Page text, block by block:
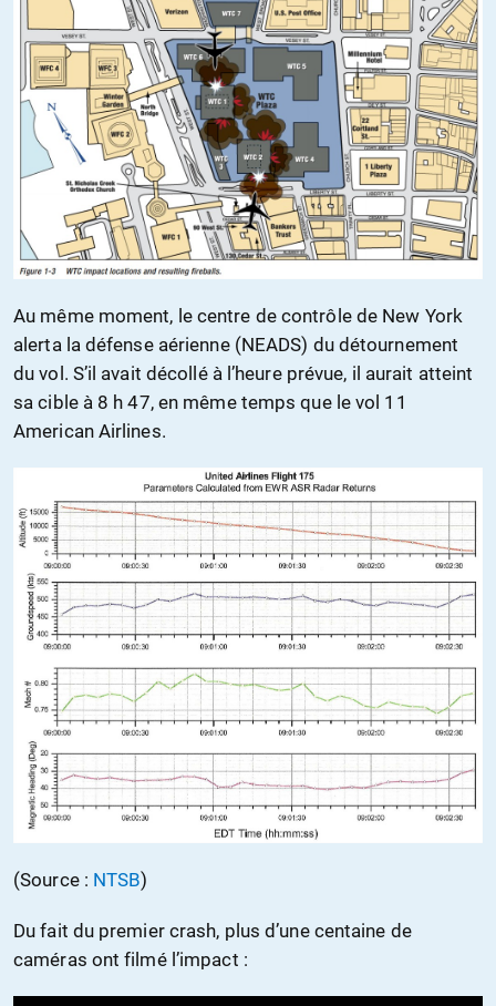
Au même moment, le centre de contrôle de New York
alerta la défense aérienne (NEADS) du détournement
du vol. S’il avait décollé à l’heure prévue, il aurait atteint
sa cible à 8 h 47, en même temps que le vol 11
American Airlines.
(Source : NTSB)
Du fait du premier crash, plus d’une centaine de
caméras ont filmé l’impact :